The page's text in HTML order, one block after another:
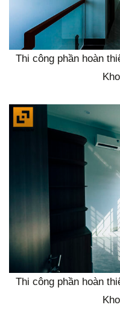
Thi công phần hoàn
Thi công phần hoàn